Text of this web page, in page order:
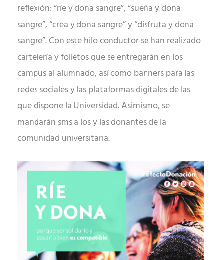
reflexión: “ríe y dona sangre”, “sueña y dona
sangre”, “crea y dona sangre” y “disfruta y dona
sangre”. Con este hilo conductor se han realizado
cartelería y folletos que se entregarán en los
campus al alumnado, así como banners para las
redes sociales y las plataformas digitales de las
que dispone la Universidad. Asimismo, se
mandarán sms a los y las donantes de la
comunidad universitaria.